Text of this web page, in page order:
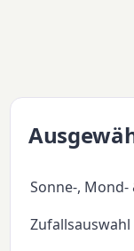
Sonne-, Mond-
Zufallsauswahl